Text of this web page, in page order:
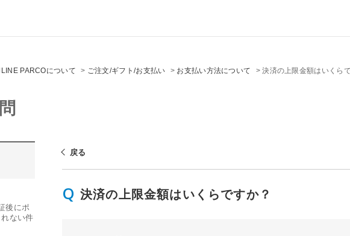
PARCOについて > ご注文/ギフト/お支払い > お支払い方法について >決済の上限金額はいくら
後にポ
ない件
戻る
決済の上限金額はいくらですか？